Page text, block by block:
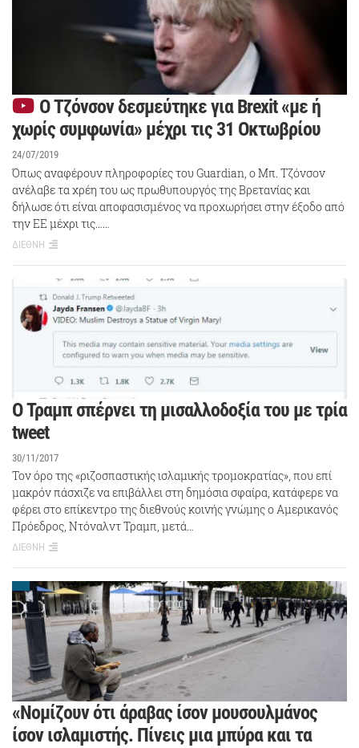
Ο Τζόνσον δεσμεύτηκε για Brexit «με ή
χωρίς συμφωνία» μέχρι τις 31 Οκτωβρίου
24/07/2019
Όπως αναφέρουν πληροφορίες του Guardian, ο Μπ. Τζόνσον
ανέλαβε τα χρέη του ως πρωθυπουργός της Βρετανίας και
δήλωσε ότι είναι αποφασισμένος να προχωρήσει στην έξοδο από
την ΕΕ μέχρι τις……
ΔΙΕΘΝΗ
Ο Τραμπ σπέρνει τη μισαλλοδοξία του με τρία
tweet
30/11/2017
Τον όρο της «ριζοσπαστικής ισλαμικής τρομοκρατίας», που επί
μακρόν πάσχιζε να επιβάλλει στη δημόσια σφαίρα, κατάφερε να
φέρει στο επίκεντρο της διεθνούς κοινής γνώμης ο Αμερικανός
Πρόεδρος, Ντόναλντ Τραμπ, μετά…
ΔΙΕΘΝΗ
«Νομίζουν ότι άραβας ίσον μουσουλμάνος
ίσον ισλαμιστής. Πίνεις μια μπύρα και τα